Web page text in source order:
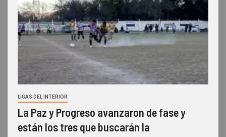
LIGAS DEL INTERIOR
La Paz y Progreso avanzaron de fase y
están los tres que buscarán la